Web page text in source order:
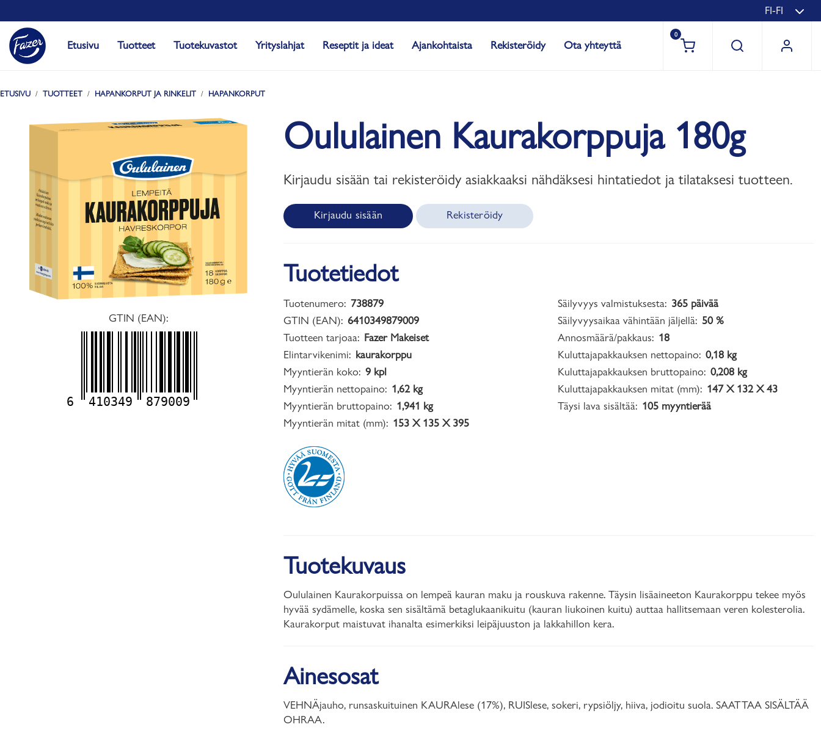
FI-FI
Etusivu Tuotteet Tuotekuvastot Yrityslahjat Reseptit ja ideat Ajankohtaista Rekisteröidy Ota yhteyttä
0
ETUSIVU TUOTTEET HAPANKORPUT JA RINKELIT HAPANKORPUT
GTIN (EAN):
6 410349 879009
Oululainen Kaurakorppuja 180g
Kirjaudu sisään tai rekisteröidy asiakkaaksi nähdäksesi hintatiedot ja tilataksesi tuotteen.
Kirjaudu sisään Rekisteröidy
Tuotetiedot
Tuotenumero: 738879
GTIN (EAN): 6410349879009
Tuotteen tarjoaa: Fazer Makeiset
Elintarvikenimi: kaurakorppu
Myyntierän koko: 9 kpl
Myyntierän nettopaino: 1,62 kg
Myyntierän bruttopaino: 1,941 kg
Myyntierän mitat (mm): 153 X 135 X 395
Säilyvyys valmistuksesta: 365 päivää
Säilyvyysaikaa vähintään jäljellä: 50 %
Annosmäärä/pakkaus: 18
Kuluttajapakkauksen nettopaino: 0,18 kg
Kuluttajapakkauksen bruttopaino: 0,208 kg
Kuluttajapakkauksen mitat (mm): 147 X 132 X 43
Täysi lava sisältää: 105 myyntierää
Tuotekuvaus
Oululainen Kaurakorpuissa on lempeä kauran maku ja rouskuva rakenne. Täysin lisäaineeton Kaurakorppu tekee myös
hyvää sydämelle, koska sen sisältämä betaglukaanikuitu (kauran liukoinen kuitu) auttaa hallitsemaan veren kolesterolia.
Kaurakorput maistuvat ihanalta esimerkiksi leipäjuuston ja lakkahillon kera.
Ainesosat
VEHNÄjauho, runsaskuituinen KAURAlese (17%), RUISlese, sokeri, rypsiöljy, hiiva, jodioitu suola. SAATTAA SISÄLTÄÄ
OHRAA.